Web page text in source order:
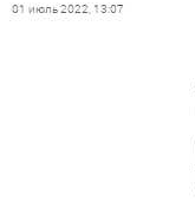
01 июль 2022, 13:07